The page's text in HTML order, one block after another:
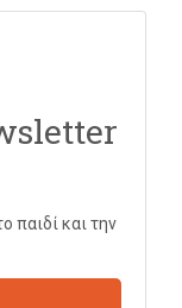
παιδί και την